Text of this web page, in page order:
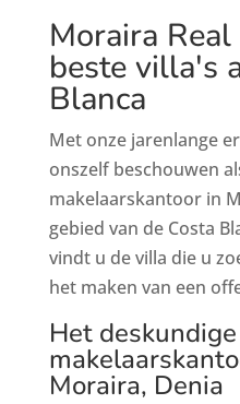
Moraira
beste villa's
Blanca
Met onze jarenlange
onszelf beschouwen
makelaarskantoor in
gebied van de Costa
vindt u de villa die u
het maken van een
Het deskundige
Moraira, Denia